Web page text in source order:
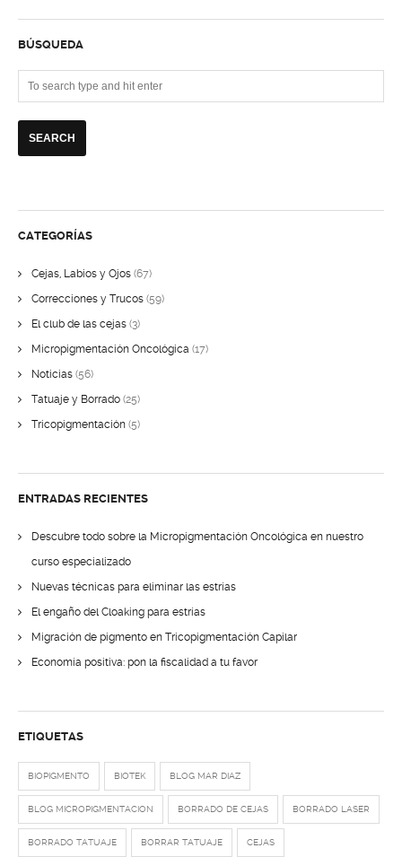
BÚSQUEDA
CATEGORÍAS
Cejas, Labios y Ojos (67)
Correcciones y Trucos (59)
El club de las cejas (3)
Micropigmentación Oncológica (17)
Noticias (56)
Tatuaje y Borrado (25)
Tricopigmentación (5)
ENTRADAS RECIENTES
Descubre todo sobre la Micropigmentación Oncológica en nuestro
curso especializado
Nuevas técnicas para eliminar las estrías
El engaño del Cloaking para estrías
Migración de pigmento en Tricopigmentación Capilar
Economía positiva: pon la fiscalidad a tu favor
ETIQUETAS
BIOPIGMENTO BIOTEK BLOG MAR DIAZ
BLOG MICROPIGMENTACION BORRADO DE CEJAS BORRADO LASER
BORRADO TATUAJE BORRAR TATUAJE CEJAS